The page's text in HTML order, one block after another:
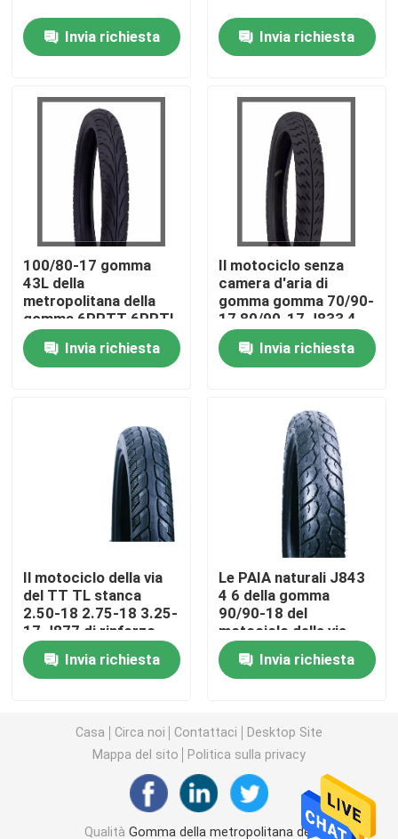
Chi siamo
Fatory Tour
Controllo di qualità
Contattaci
notizie
Tutti i casi
Gomma del motociclo della via
Gomma del motociclo di Off Road
Gomma del triciclo
Gomma del motorino del motociclo
Gomma elettrica del motociclo
Invia richiesta Invia richiesta
100/80-17 gomma
43L della
metropolitana della
gomma 6PRTT 6PRTL
del motociclo della via
della strada 110/70-
17 J621
Invia richiesta
Il motociclo senza
camera d'aria di
gomma gomma 70/90-
17 80/90-17 J833 4
PAIA 6 PAIA di TT/TL
F.R.
Invia richiesta
Il motociclo della via
del TT TL stanca
2.50-18 2.75-18 3.25-
17 J877 di rinforzo
Invia richiesta
Le PAIA naturali J843
4 6 della gomma
90/90-18 del
motociclo della via
della metropolitana di
gomma ACCOPPIA la
strada normale del TT
Invia richiesta
Casa Circa noi Contattaci
Desktop Site
Mappa del sito
Politica sulla privacy
Qualità Gomma della metropolitana del